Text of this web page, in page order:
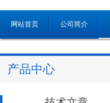
网站首页 公司简介
产品中心